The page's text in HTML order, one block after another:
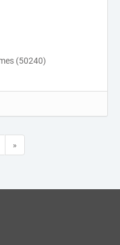
(50240)
»